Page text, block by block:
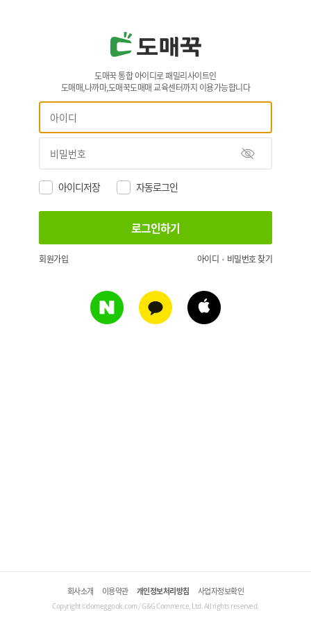
도매꾹 통합 아이디로 패밀리사이트인
도매매,나까마,도매꾹도매매 교육센터까지 이용가능합니다
아이디저장 자동로그인
회원가입 아이디 · 비밀번호 찾기
회사소개 이용약관 개인정보처리방침 사업자정보확인
Copyright©domeggook.com / G&G Commerce, Ltd. All rights reserved.